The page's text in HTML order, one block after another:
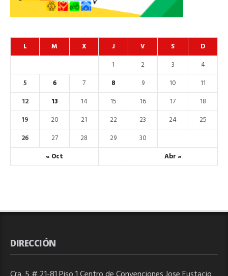
L M X J V S D
« Oct Abr »
1 2 3
4
5
6 7 8 9 10
11
12
13 14 15 16 17
18
19
20 21 22 23 24
25
26
27 28 29 30
DIRECCIÓN